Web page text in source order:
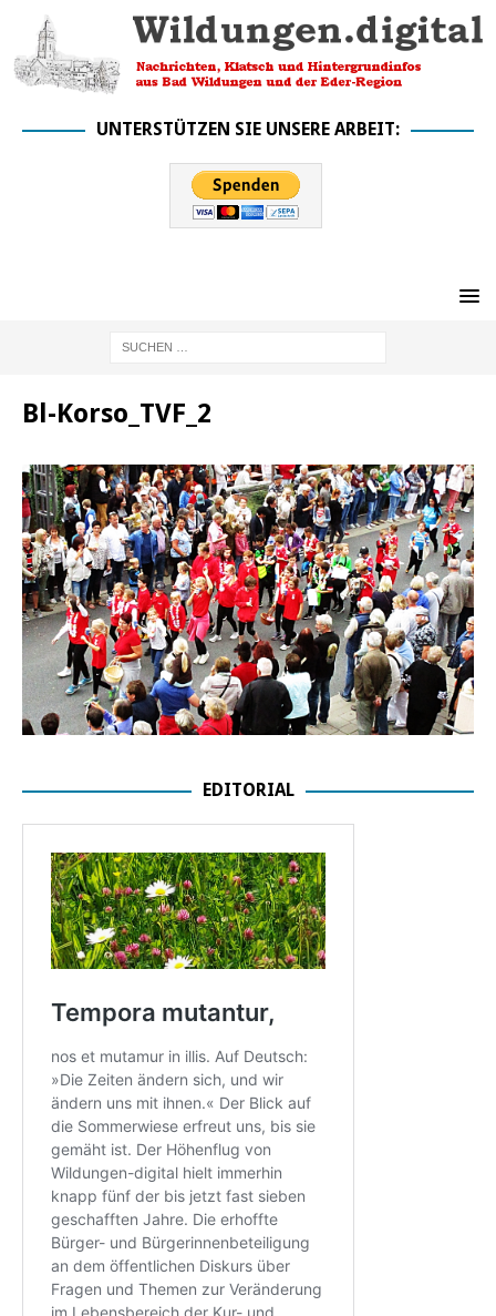
UNTERSTÜTZEN SIE UNSERE ARBEIT:
Bl-Korso_TVF_2
EDITORIAL